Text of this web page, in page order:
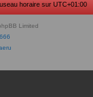
horaire sur UTC+01:00
Limited